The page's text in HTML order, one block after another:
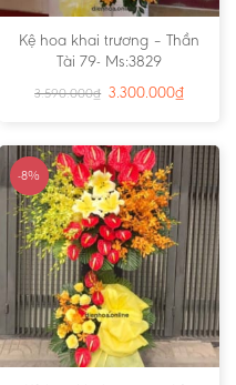
Kệ hoa khai trương – Thần
Tài 79- Ms:3829
3.590.000₫ 3.300.000₫
-8%